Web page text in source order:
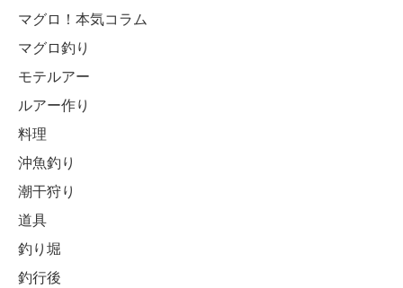
マグロ！本気コラム
マグロ釣り
モテルアー
ルアー作り
料理
沖魚釣り
潮干狩り
道具
釣り堀
釣行後